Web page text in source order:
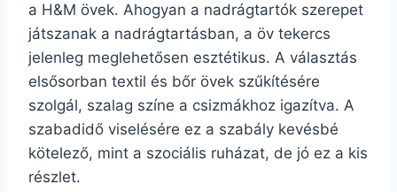
a H&M övek. Ahogyan a nadrágtartók szerepet
játszanak a nadrágtartásban, a öv tekercs
jelenleg meglehetősen esztétikus. A választás
elsősorban textil és bőr övek szűkítésére
szolgál, szalag színe a csizmákhoz igazítva. A
szabadidő viselésére ez a szabály kevésbé
kötelező, mint a szociális ruházat, de jó ez a kis
részlet.